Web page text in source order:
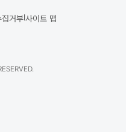
집거부사이트 맵